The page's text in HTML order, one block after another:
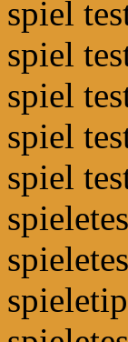
spiel
spiel
spiel
spiel
spiel